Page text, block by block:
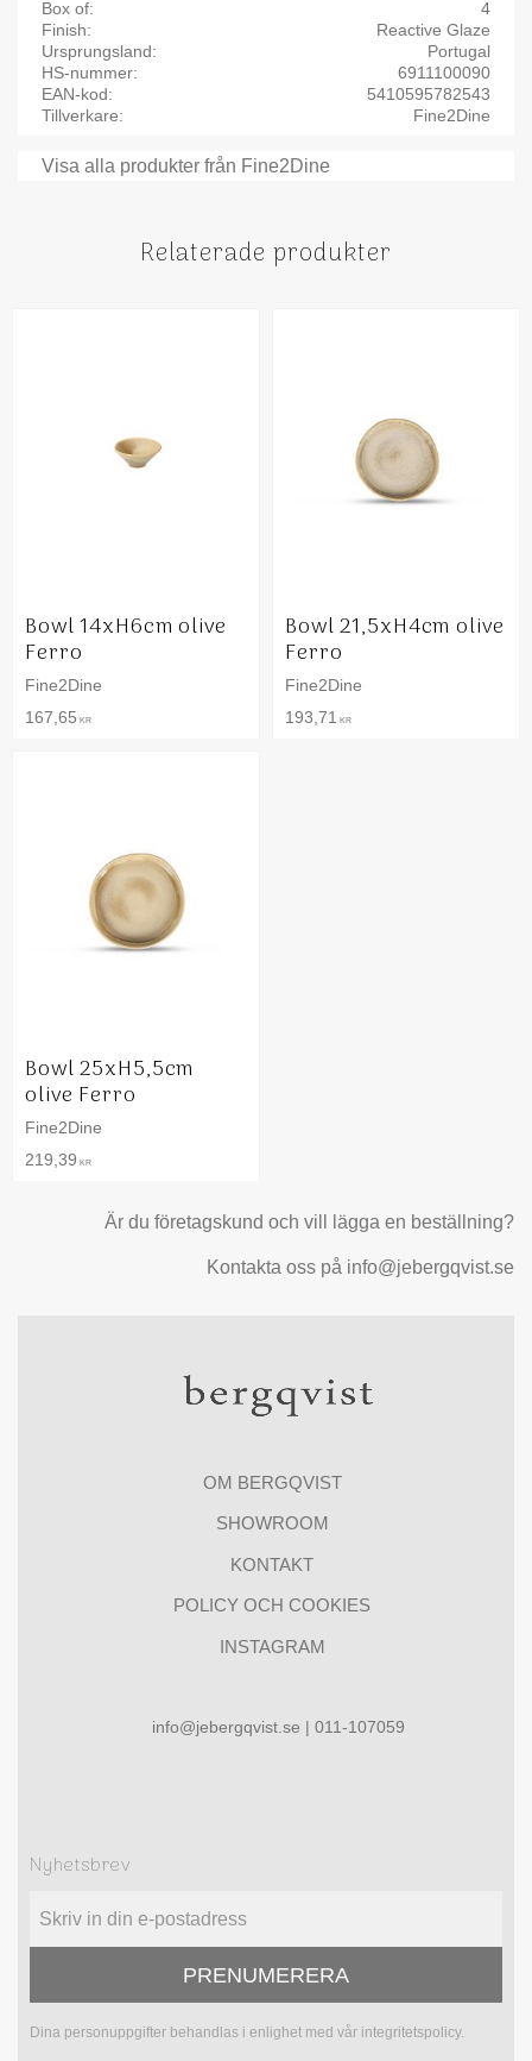
Box of
4
Finish
Reactive Glaze
Ursprungsland
Portugal
HS-nummer
6911100090
EAN-kod
5410595782543
Tillverkare
Fine2Dine
Visa alla produkter från Fine2Dine
Relaterade produkter
Bowl 14xH6cm olive
Ferro
Fine2Dine
167,65 KR
Bowl 21,5xH4cm olive
Ferro
Fine2Dine
193,71
KR
Bowl 25xH5,5cm
olive Ferro
Fine2Dine
219,39 KR
Är du företagskund och vill lägga en beställning?
Kontakta oss på info@jebergqvist.se
OM BERGQVIST
SHOWROOM
KONTAKT
POLICY OCH COOKIES
INSTAGRAM
info@jebergqvist.se | 011-107059
Nyhetsbrev
PRENUMERERA
Dina personuppgifter behandlas i enlighet med vår integritetspolicy.